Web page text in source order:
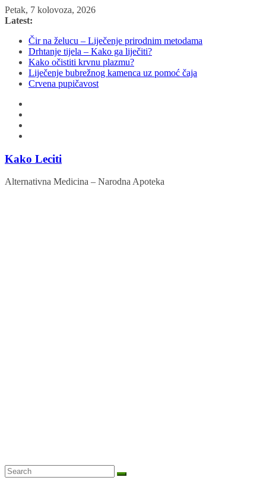
Skip
to
Petak, 7 kolovoza, 2026
Latest:
Čir na želucu – Liječenje prirodnim metodama
Drhtanje tijela – Kako ga liječiti?
Kako očistiti krvnu plazmu?
Liječenje bubrežnog kamenca uz pomoć čaja
Crvena pupičavost
Kako Leciti
Alternativna Medicina – Narodna Apoteka